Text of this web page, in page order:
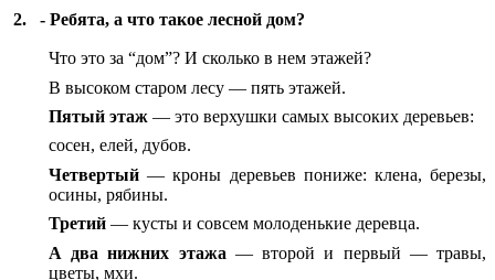
2. - Ребята, а что такое лесной дом?
Что это за “дом”? И сколько в нем этажей?
В высоком старом лесу — пять этажей.
Пятый этаж — это верхушки самых высоких деревьев:
сосен, елей, дубов.
Четвертый — кроны деревьев пониже: клена, березы,
осины, рябины.
Третий — кусты и совсем молоденькие деревца.
А два нижних этажа — второй и первый — травы,
цветы, мхи.